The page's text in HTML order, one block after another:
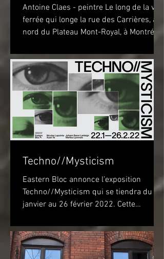
Antoine Claes - peintre Le long de la voie
ferrée qui longe la rue des Carrières, au
nord du Plateau Mont-Royal, à Montréal,
Techno//Mysticism
Eastern Bloc annonce l’exposition
Techno//Mysticism qui se tiendra du 22
janvier au 26 février 2022. Cette